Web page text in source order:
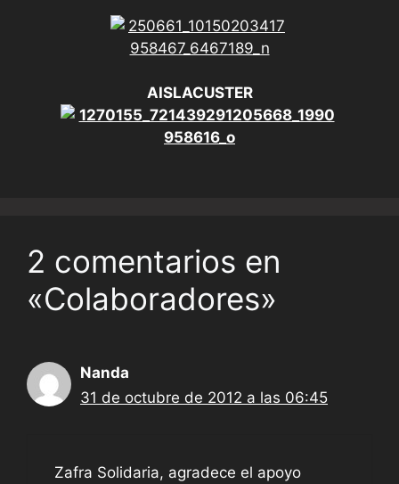
AISLACUSTER
2 comentarios en
«Colaboradores»
Nanda
31 de octubre de 2012 a las 06:45
Zafra Solidaria, agradece el apoyo